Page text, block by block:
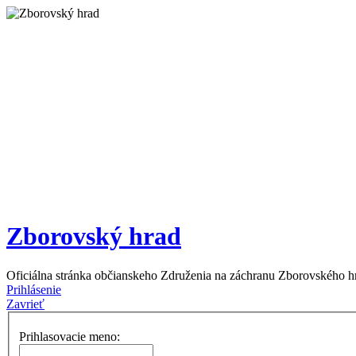
Zborovský hrad
Oficiálna stránka občianskeho Združenia na záchranu Zborovského
Prihlásenie
Zavrieť
Prihlasovacie meno: